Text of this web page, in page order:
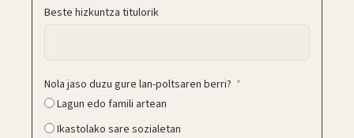
Beste hizkuntza titulorik
Nola jaso duzu gure lan-poltsaren berri?
Lagun edo famili artean
Ikastolako sare sozialetan